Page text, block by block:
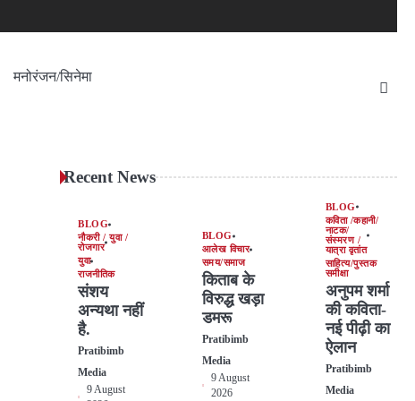
मनोरंजन/सिनेमा
Recent News
BLOG
नौकरी / युवा /
रोजगार
युवा
राजनीतिक
संशय
अन्यथा नहीं
है.
Pratibimb
Media
9 August
BLOG
आलेख विचार
समय/समाज
किताब के
विरुद्ध खड़ा
डमरू
Pratibimb
Media
9 August
2026
BLOG
कविता /कहानी/
नाटक/
संस्मरण /
यात्रा वृतांत
साहित्य/पुस्तक
समीक्षा
अनुपम शर्मा
की कविता-
नई पीढ़ी का
ऐलान
Pratibimb
Media